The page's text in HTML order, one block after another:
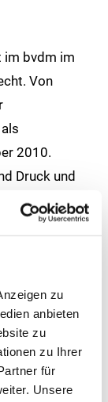
zu
anbieten
zu
zu Ihrer
für
Unsere
im bvdm im
Von
2010.
Druck und
Zeiten
und